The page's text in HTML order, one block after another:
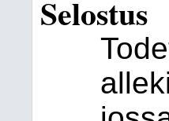
Selostus